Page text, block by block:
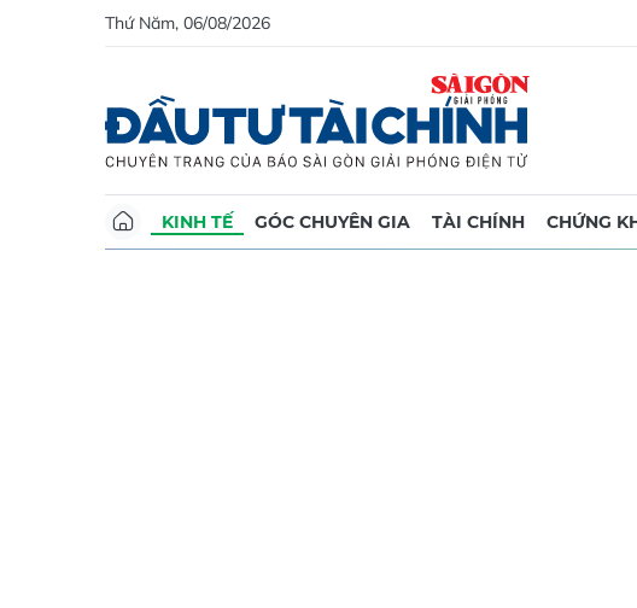
Thứ Năm, 06/08/2026
KINH TẾ GÓC CHUYÊN GIA TÀI CHÍNH CHỨNG